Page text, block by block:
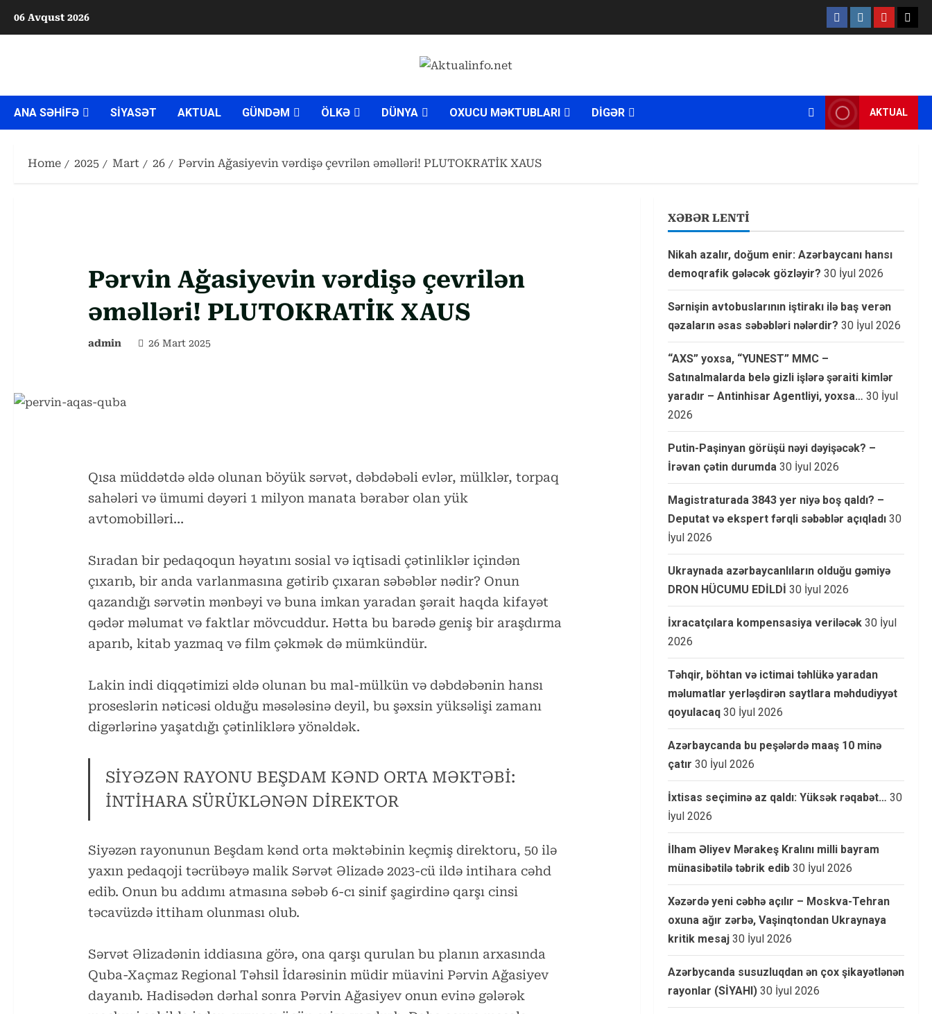
06 Avqust 2026 FacebookInstagram
Youtube
X
ANA SƏHİFƏ SİYASƏT AKTUAL GÜNDƏM ÖLKƏ DÜNYA OXUCU MƏKTUBLARI DİGƏR AKTUAL
Home 2025 Mart 26 Pərvin Ağasiyevin vərdişə çevrilən əməlləri! PLUTOKRATİK XAUS
Pərvin Ağasiyevin vərdişə çevrilən
əməlləri! PLUTOKRATİK XAUS
admin 26 Mart 2025
Qısa müddətdə əldə olunan böyük sərvət, dəbdəbəli evlər, mülklər, torpaq
sahələri və ümumi dəyəri 1 milyon manata bərabər olan yük
avtomobilləri…
Sıradan bir pedaqoqun həyatını sosial və iqtisadi çətinliklər içindən
çıxarıb, bir anda varlanmasına gətirib çıxaran səbəblər nədir? Onun
qazandığı sərvətin mənbəyi və buna imkan yaradan şərait haqda kifayət
qədər məlumat və faktlar mövcuddur. Hətta bu barədə geniş bir araşdırma
aparıb, kitab yazmaq və film çəkmək də mümkündür.
Lakin indi diqqətimizi əldə olunan bu mal-mülkün və dəbdəbənin hansı
proseslərin nəticəsi olduğu məsələsinə deyil, bu şəxsin yüksəlişi zamanı
digərlərinə yaşatdığı çətinliklərə yönəldək.
SİYƏZƏN RAYONU BEŞDAM KƏND ORTA MƏKTƏBİ:
İNTİHARA SÜRÜKLƏNƏN DİREKTOR
Siyəzən rayonunun Beşdam kənd orta məktəbinin keçmiş direktoru, 50 ilə
yaxın pedaqoji təcrübəyə malik Sərvət Əlizadə 2023-cü ildə intihara cəhd
edib. Onun bu addımı atmasına səbəb 6-cı sinif şagirdinə qarşı cinsi
təcavüzdə ittiham olunması olub.
Sərvət Əlizadənin iddiasına görə, ona qarşı qurulan bu planın arxasında
Quba-Xaçmaz Regional Təhsil İdarəsinin müdir müavini Pərvin Ağasiyev
dayanıb. Hadisədən dərhal sonra Pərvin Ağasiyev onun evinə gələrək
XƏBƏR LENTİ
Nikah azalır, doğum enir: Azərbaycanı hansı
demoqrafik gələcək gözləyir? 30 İyul 2026
Sərnişin avtobuslarının iştirakı ilə baş verən
qəzaların əsas səbəbləri nələrdir? 30 İyul 2026
“AXS” yoxsa, “YUNEST” MMC –
Satınalmalarda belə gizli işlərə şəraiti kimlər
yaradır – Antinhisar Agentliyi, yoxsa… 30 İyul
2026
Putin-Paşinyan görüşü nəyi dəyişəcək? –
İrəvan çətin durumda 30 İyul 2026
Magistraturada 3843 yer niyə boş qaldı? –
Deputat və ekspert fərqli səbəblər açıqladı 30
İyul 2026
Ukraynada azərbaycanlıların olduğu gəmiyə
DRON HÜCUMU EDİLDİ 30 İyul 2026
İxracatçılara kompensasiya veriləcək 30 İyul
2026
Təhqir, böhtan və ictimai təhlükə yaradan
məlumatlar yerləşdirən saytlara məhdudiyyət
qoyulacaq 30 İyul 2026
Azərbaycanda bu peşələrdə maaş 10 minə
çatır 30 İyul 2026
İxtisas seçiminə az qaldı: Yüksək rəqabət… 30
İyul 2026
İlham Əliyev Mərakeş Kralını milli bayram
münasibətilə təbrik edib 30 İyul 2026
Xəzərdə yeni cəbhə açılır – Moskva-Tehran
oxuna ağır zərbə, Vaşinqtondan Ukraynaya
kritik mesaj 30 İyul 2026
Azərbycanda susuzluqdan ən çox şikayətlənən
rayonlar (SİYAHI) 30 İyul 2026